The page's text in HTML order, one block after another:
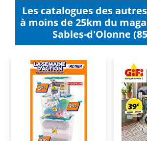
Les catalogues des
à moins de 25km du
Sables-d'Olonne